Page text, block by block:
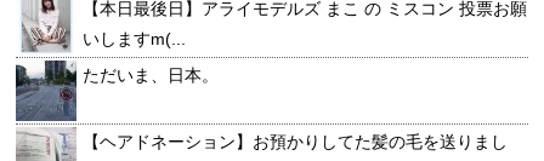
【本日最後日】アライモデルズ まこ の ミスコン 投票お願
いしますm(...
ただいま、日本。
【ヘアドネーション】お預かりしてた髪の毛を送りまし